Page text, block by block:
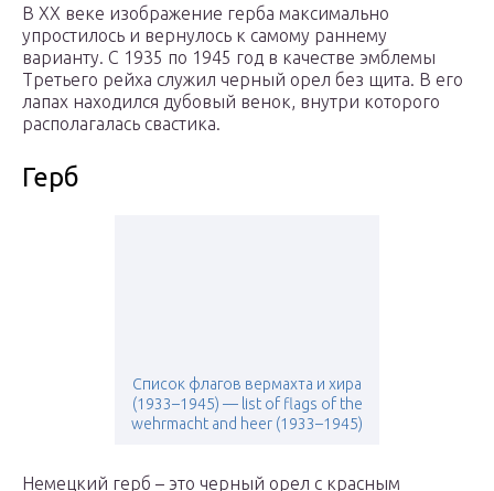
В XX веке изображение герба максимально
упростилось и вернулось к самому раннему
варианту. С 1935 по 1945 год в качестве эмблемы
Третьего рейха служил черный орел без щита. В его
лапах находился дубовый венок, внутри которого
располагалась свастика.
Герб
Список флагов вермахта и хира
(1933–1945) — list of flags of the
wehrmacht and heer (1933–1945)
Немецкий герб – это черный орел с красным